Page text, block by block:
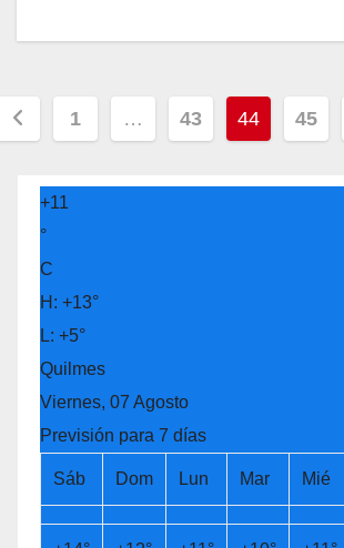
1 … 43 44 45
+11
°
C
H: +13°
L: +5°
Quilmes
Viernes, 07 Agosto
Previsión para 7 días
Sáb Dom Lun Mar Mié